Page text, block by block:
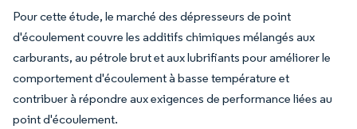
Pour cette étude, le marché des dépresseurs de point
d'écoulement couvre les additifs chimiques mélangés aux
carburants, au pétrole brut et aux lubrifiants pour améliorer le
comportement d'écoulement à basse température et
contribuer à répondre aux exigences de performance liées au
point d'écoulement.